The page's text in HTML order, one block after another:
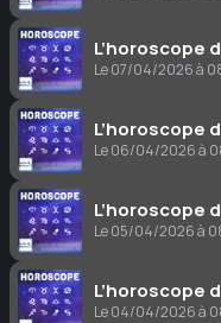
L’horoscope
Le 07/04/2026 à
L’horoscope
Le 06/04/2026 à
L’horoscope
Le 05/04/2026 à
L’horoscope
Le 04/04/2026 à